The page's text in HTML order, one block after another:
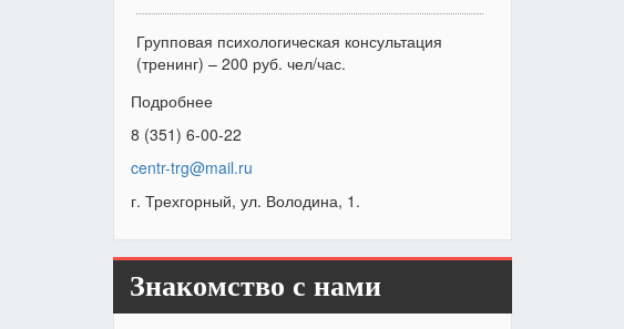
Групповая психологическая консультация
(тренинг) – 200 руб. чел/час.
Подробнее
8 (351) 6-00-22
centr-trg@mail.ru
г. Трехгорный, ул. Володина, 1.
Знакомство с нами